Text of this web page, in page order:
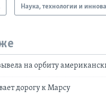
Наука, технологии и
на орбиту
дорогу к Марсу